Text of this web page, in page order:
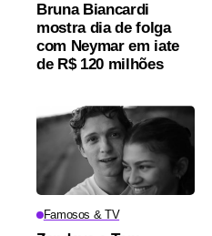
Bruna Biancardi
mostra dia de folga
com Neymar em iate
de R$ 120 milhões
Famosos & TV